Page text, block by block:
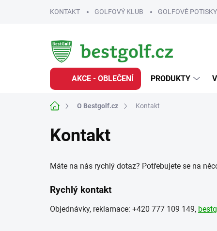
KONTAKT GOLFOVÝ KLUB GOLFOVÉ POTISKY
AKCE - OBLEČENÍ PRODUKTY
Domů O Bestgolf.cz Kontakt
Kontakt
Máte na nás rychlý dotaz? Potřebujete se na
Rychlý kontakt
Objednávky, reklamace: +420 777 109 149,